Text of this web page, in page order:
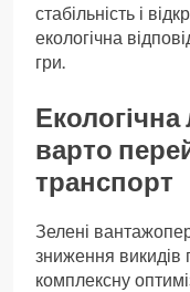
стабільність і
екологічна
гри.
Екологічна
варто
транспорт
Зелені
зниження викидів
комплексну